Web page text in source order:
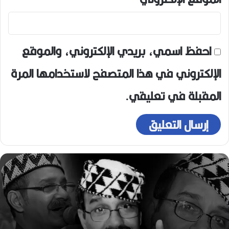
احفظ اسمي، بريدي الإلكتروني، والموقع
الإلكتروني في هذا المتصفح لاستخدامها المرة
المقبلة في تعليقي.
ر
ح
ي
ل
ا
ل
م